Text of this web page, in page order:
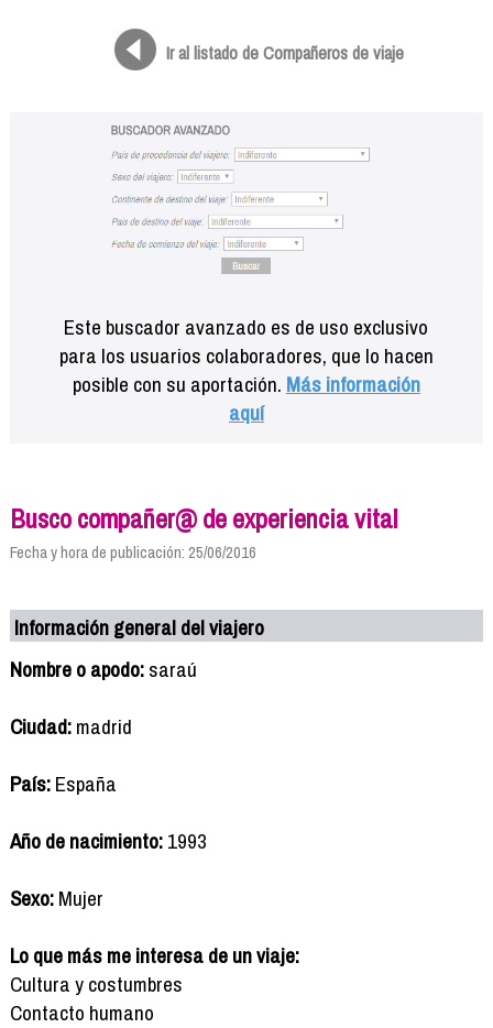
Ir al listado de Compañeros de viaje
Este buscador avanzado es de uso exclusivo
para los usuarios colaboradores, que lo hacen
posible con su aportación. Más información
aquí
Busco compañer@ de experiencia vital
Fecha y hora de publicación: 25/06/2016
Información general del viajero
Nombre o apodo:saraú
Ciudad:madrid
País:España
Año de nacimiento:1993
Sexo:Mujer
Lo que más me interesa de un viaje:
Cultura y costumbres
Contacto humano